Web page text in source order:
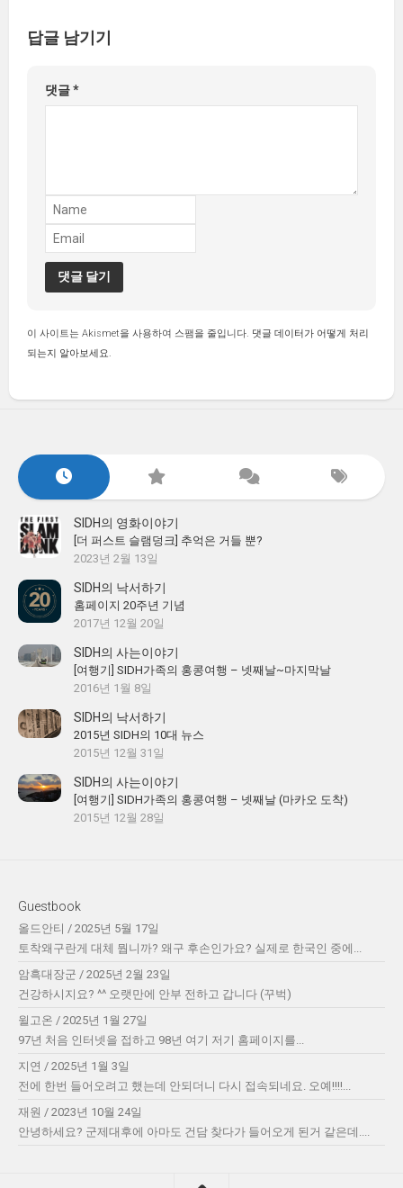
답글 남기기
댓글*
이 사이트는 Akismet을 사용하여 스팸을 줄입니다. 댓글 데이터가 어떻게 처리
되는지 알아보세요.
SIDH의 영화이야기
[더 퍼스트 슬램덩크] 추억은 거들 뿐?
2023년 2월 13일
SIDH의 낙서하기
홈페이지 20주년 기념
2017년 12월 20일
SIDH의 사는이야기
[여행기] SIDH가족의 홍콩여행 – 넷째날~마지막날
2016년 1월 8일
SIDH의 낙서하기
2015년 SIDH의 10대 뉴스
2015년 12월 31일
SIDH의 사는이야기
[여행기] SIDH가족의 홍콩여행 – 넷째날 (마카오 도착)
2015년 12월 28일
Guestbook
올드안티 / 2025년 5월 17일
토착왜구란게 대체 뭡니까? 왜구 후손인가요? 실제로 한국인 중에...
암흑대장군 / 2025년 2월 23일
건강하시지요? ^^ 오랫만에 안부 전하고 갑니다 (꾸벅)
윌고온 / 2025년 1월 27일
97년 처음 인터넷을 접하고 98년 여기 저기 홈페이지를...
지연 / 2025년 1월 3일
전에 한번 들어오려고 했는데 안되더니 다시 접속되네요. 오예!!!!...
재원 / 2023년 10월 24일
안녕하세요? 군제대후에 아마도 건담 찾다가 들어오게 된거 같은데....